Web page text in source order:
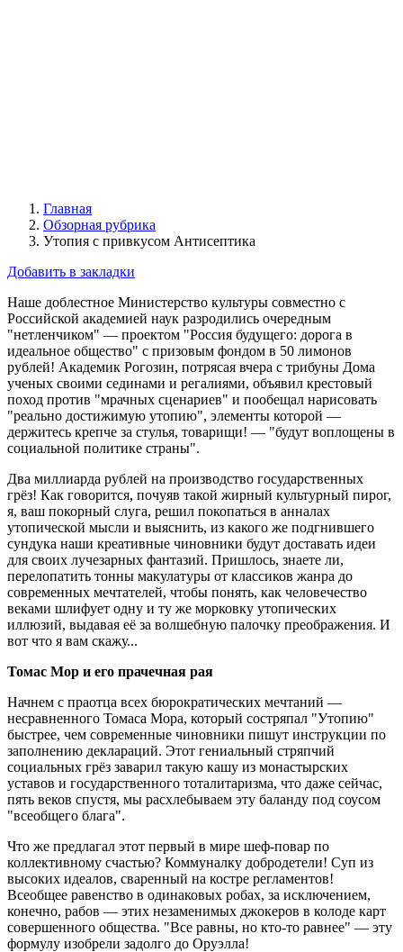
Главная
Обзорная рубрика
Утопия с привкусом Антисептика
Добавить в закладки
Наше доблестное Министерство культуры совместно с
Российской академией наук разродились очередным
"нетленчиком" — проектом "Россия будущего: дорога в
идеальное общество" с призовым фондом в 50 лимонов
рублей! Академик Рогозин, потрясая вчера с трибуны Дома
ученых своими сединами и регалиями, объявил крестовый
поход против "мрачных сценариев" и пообещал нарисовать
"реально достижимую утопию", элементы которой —
держитесь крепче за стулья, товарищи! — "будут воплощены в
социальной политике страны".
Два миллиарда рублей на производство государственных
грёз! Как говорится, почуяв такой жирный культурный пирог,
я, ваш покорный слуга, решил покопаться в анналах
утопической мысли и выяснить, из какого же подгнившего
сундука наши креативные чиновники будут доставать идеи
для своих лучезарных фантазий. Пришлось, знаете ли,
перелопатить тонны макулатуры от классиков жанра до
современных мечтателей, чтобы понять, как человечество
веками шлифует одну и ту же морковку утопических
иллюзий, выдавая её за волшебную палочку преображения. И
вот что я вам скажу...
Томас Мор и его прачечная рая
Начнем с праотца всех бюрократических мечтаний —
несравненного Томаса Мора, который состряпал "Утопию"
быстрее, чем современные чиновники пишут инструкции по
заполнению деклараций. Этот гениальный стряпчий
социальных грёз заварил такую кашу из монастырских
уставов и государственного тоталитаризма, что даже сейчас,
пять веков спустя, мы расхлебываем эту баланду под соусом
"всеобщего блага".
Что же предлагал этот первый в мире шеф-повар по
коллективному счастью? Коммуналку добродетели! Суп из
высоких идеалов, сваренный на костре регламентов!
Всеобщее равенство в одинаковых робах, за исключением,
конечно, рабов — этих незаменимых джокеров в колоде карт
совершенного общества. "Все равны, но кто-то равнее" — эту
формулу изобрели задолго до Оруэлла!